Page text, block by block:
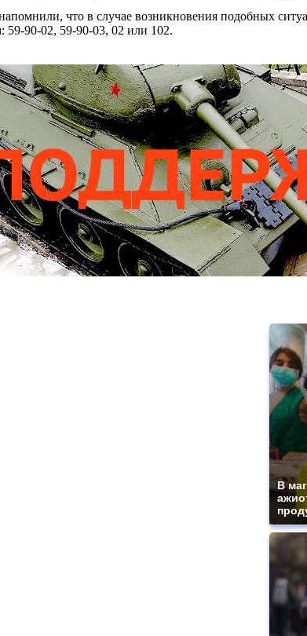
что в случае возникновения подобных
59-90-02, 59-90-03, 02 или 102.
В